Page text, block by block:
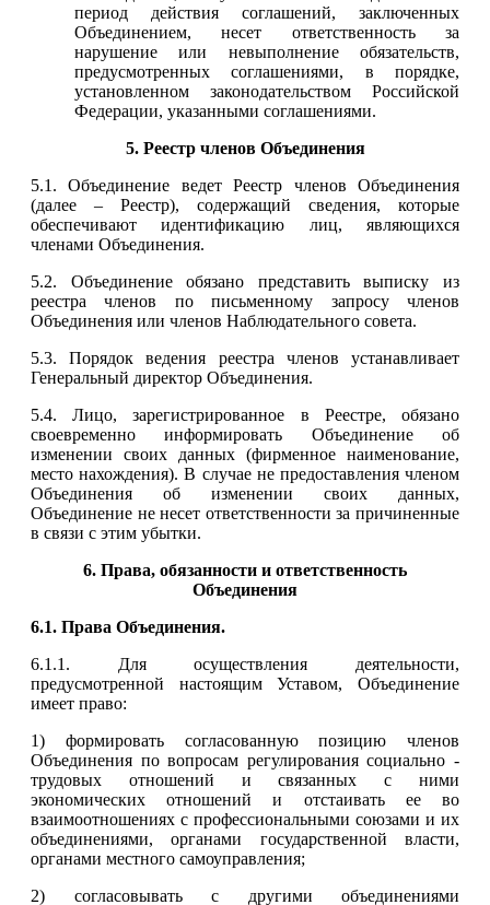
период действия соглашений, заключенных
Объединением, несет ответственность за
нарушение или невыполнение обязательств,
предусмотренных соглашениями, в порядке,
установленном законодательством Российской
Федерации, указанными соглашениями.
5. Реестр членов Объединения
5.1. Объединение ведет Реестр членов Объединения
(далее – Реестр), содержащий сведения, которые
обеспечивают идентификацию лиц, являющихся
членами Объединения.
5.2. Объединение обязано представить выписку из
реестра членов по письменному запросу членов
Объединения или членов Наблюдательного совета.
5.3. Порядок ведения реестра членов устанавливает
Генеральный директор Объединения.
5.4. Лицо, зарегистрированное в Реестре, обязано
своевременно информировать Объединение об
изменении своих данных (фирменное наименование,
место нахождения). В случае не предоставления членом
Объединения об изменении своих данных,
Объединение не несет ответственности за причиненные
в связи с этим убытки.
6. Права, обязанности и ответственность
Объединения
6.1. Права Объединения.
6.1.1. Для осуществления деятельности,
предусмотренной настоящим Уставом, Объединение
имеет право:
1) формировать согласованную позицию членов
Объединения по вопросам регулирования социально -
трудовых отношений и связанных с ними
экономических отношений и отстаивать ее во
взаимоотношениях с профессиональными союзами и их
объединениями, органами государственной власти,
органами местного самоуправления;
2) согласовывать с другими объединениями